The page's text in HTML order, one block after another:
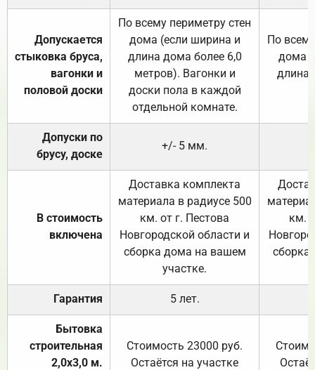
Допускается
стыковка бруса,
вагонки и
половой доски
По всему периметру стен
дома (если ширина и
длина дома более 6,0
метров). Вагонки и
доски пола в каждой
отдельной комнате.
По
дома
длина
Допуски по
брусу, доске
+/- 5 мм.
В стоимость
включена
Доставка комплекта
материала в радиусе 500
км. от г. Пестова
Новгородской области и
сборка дома на вашем
участке.
км.
Гарантия 5 лет.
Бытовка
строительная
2,0х3,0 м.
Стоимость 23000 руб.
Остаётся на участке